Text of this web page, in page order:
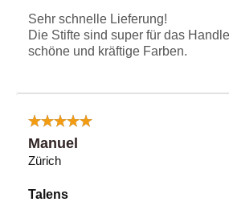
Sehr schnelle Lieferung!
Die Stifte sind super für das
schöne und kräftige Farben.
Manuel
Zürich
Talens